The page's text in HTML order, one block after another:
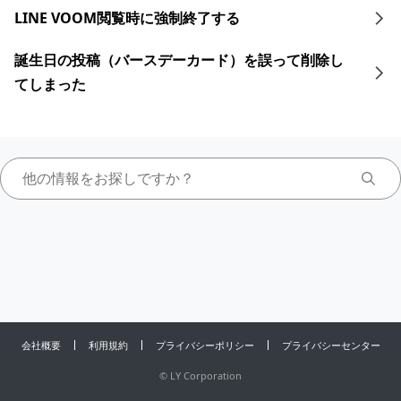
LINE VOOM閲覧時に強制終了する
誕生日の投稿（バースデーカード）を誤って削除し
てしまった
会社概要 利用規約 プライバシーポリシー プライバシーセンター
© LY Corporation